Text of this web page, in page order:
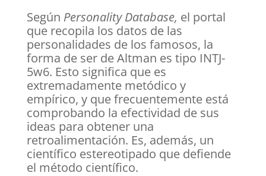
Según Personality Database, el portal
que recopila los datos de las
personalidades de los famosos, la
forma de ser de Altman es tipo INTJ-
5w6. Esto significa que es
extremadamente metódico y
empírico, y que frecuentemente está
comprobando la efectividad de sus
ideas para obtener una
retroalimentación. Es, además, un
científico estereotipado que defiende
el método científico.